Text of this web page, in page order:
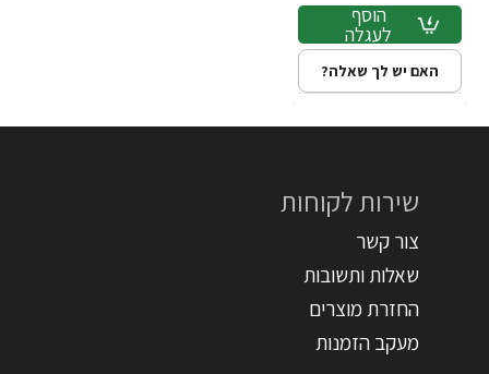
הוסף
לעגלה
האם יש לך שאלה?
שירות לקוחות
צור קשר
שאלות ותשובות
החזרת מוצרים
מעקב הזמנות